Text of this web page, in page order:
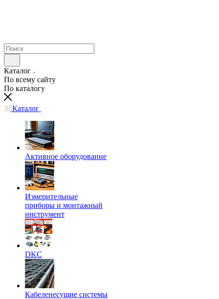
Каталог
По всему сайту
По каталогу
Каталог
Активное оборудование
Измерительные
приборы и монтажный
инструмент
DKC
Кабеленесущие системы